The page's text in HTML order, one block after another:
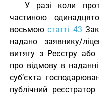
У разі коли
частиною
восьмоюстатті 43
надано заявнику/
витягу з Реєстру або
про відмову в
суб’єкта
публічний